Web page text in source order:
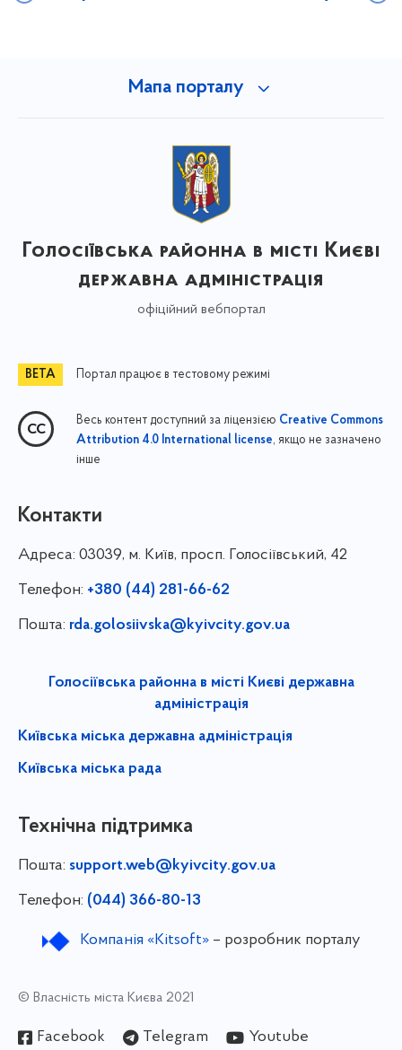
Мапа порталу
Голосіївська районна в місті Києві
державна адміністрація
офіційний вебпортал
Портал працює в тестовому режимі
Весь контент доступний за ліцензією Creative Commons
Attribution 4.0 International license, якщо не зазначено
інше
Контакти
Адреса: 03039, м. Київ, просп. Голосіївський, 42
Телефон: +380 (44) 281-66-62
Пошта: rda.golosiivska@kyivcity.gov.ua
Голосіївська районна в місті Києві державна
адміністрація
Київська міська державна адміністрація
Київська міська рада
Технічна підтримка
Пошта: support.web@kyivcity.gov.ua
Телефон: (044) 366-80-13
Компанія «Kitsoft»– розробник порталу
© Власність міста Києва 2021
Facebook Telegram Youtube